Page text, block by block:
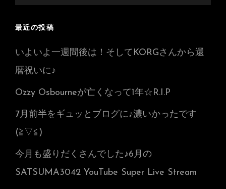
最近の投稿
いよいよ一週間後は！そしてKORGさんから還
暦祝いに♪
Ozzy Osbourneが亡くなって1年☆R.I.P
7月前半をギュッとブログに♪濃いかったです
(≧▽≦)
今月も盛りだくさんでした♪6月の
SATSUMA3042 YouTube Super Live Stream